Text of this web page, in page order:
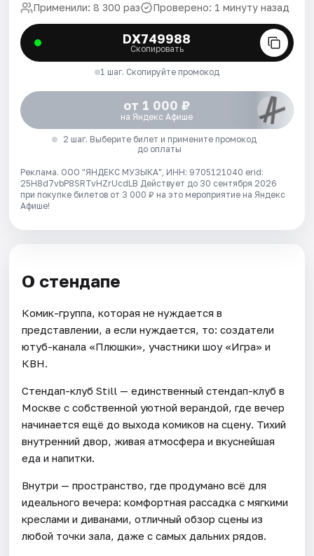
Применили: 8 300 раз Проверено: 1 минуту назад
DX749988
Скопировать
1 шаг. Скопируйте промокод
от 1 000 ₽
на Яндекс Афише
2 шаг. Выберите билет и примените промокод
до оплаты
Реклама. ООО "ЯНДЕКС МУЗЫКА", ИНН: 9705121040 erid:
25H8d7vbP8SRTvHZrUcdLB Действует до 30 сентября 2026
при покупке билетов от 3 000 ₽ на это мероприятие на Яндекс
Афише!
О стендапе
Комик-группа, которая не нуждается в
представлении, а если нуждается, то: создатели
ютуб-канала «Плюшки», участники шоу «Игра» и
КВН.
Стендап-клуб Still — единственный стендап-клуб в
Москве с собственной уютной верандой, где вечер
начинается ещё до выхода комиков на сцену. Тихий
внутренний двор, живая атмосфера и вкуснейшая
еда и напитки.
Внутри — пространство, где продумано всё для
идеального вечера: комфортная рассадка с мягкими
креслами и диванами, отличный обзор сцены из
любой точки зала, даже с самых дальних рядов.